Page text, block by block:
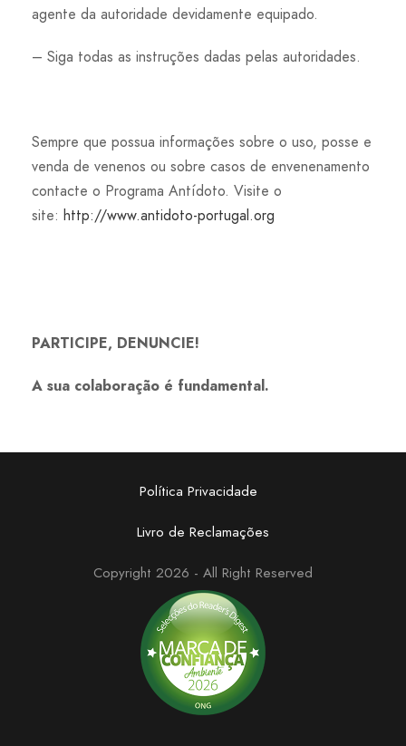
agente da autoridade devidamente equipado.
– Siga todas as instruções dadas pelas autoridades.
Sempre que possua informações sobre o uso, posse e
venda de venenos ou sobre casos de envenenamento
contacte o Programa Antídoto. Visite o
site: http://www.antidoto-portugal.org
PARTICIPE, DENUNCIE!
A sua colaboração é fundamental.
Política Privacidade
Livro de Reclamações
Copyright 2026 - All Right Reserved